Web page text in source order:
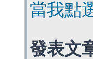
當我點
發表文